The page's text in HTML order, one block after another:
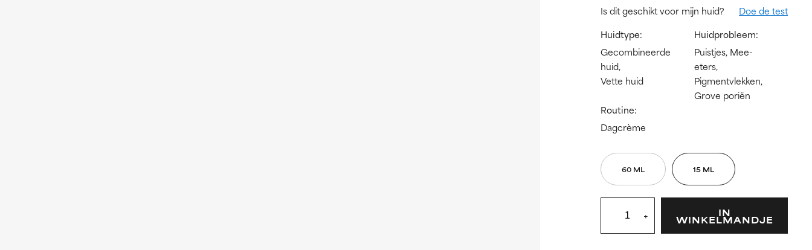
Is dit geschikt voor mijn huid?
Doe de test
Huidtype:
Gecombineerde
huid,
Vette huid
Huidprobleem:
Puistjes, Mee-
eters,
Pigmentvlekken,
Grove poriën
Routine:
Dagcrème
60 ML 15 ML
+ IN
WINKELMANDJE